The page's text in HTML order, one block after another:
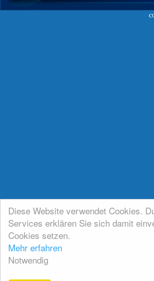
Diese Website verwendet Cookies.
Services erklären Sie sich damit
Cookies setzen.
Mehr erfahren
Notwendig